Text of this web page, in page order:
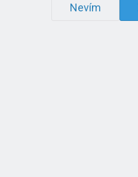
Nevím